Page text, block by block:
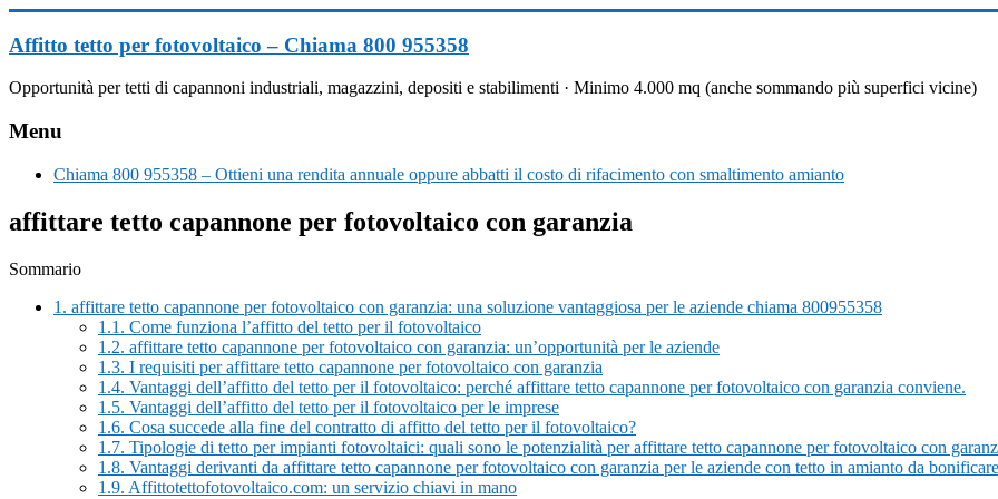
al
contenuto
Affitto tetto per fotovoltaico – Chiama 800 955358
Opportunità per tetti di capannoni industriali, magazzini, depositi e stabilimenti · Minimo 4.000 mq (anche sommando più superfici vicine)
Menu
Chiama 800 955358 – Ottieni una rendita annuale oppure abbatti il costo di rifacimento con smaltimento amianto
affittare tetto capannone per fotovoltaico con garanzia
Sommario
1. affittare tetto capannone per fotovoltaico con garanzia: una soluzione vantaggiosa per le aziende chiama 800955358
1.1. Come funziona l’affitto del tetto per il fotovoltaico
1.2. affittare tetto capannone per fotovoltaico con garanzia: un’opportunità per le aziende
1.3. I requisiti per affittare tetto capannone per fotovoltaico con garanzia
1.4. Vantaggi dell’affitto del tetto per il fotovoltaico: perché affittare tetto capannone per fotovoltaico con garanzia conviene.
1.5. Vantaggi dell’affitto del tetto per il fotovoltaico per le imprese
1.6. Cosa succede alla fine del contratto di affitto del tetto per il fotovoltaico?
1.7. Tipologie di tetto per impianti fotovoltaici: quali sono le potenzialità per affittare tetto capannone per fotovoltaico con
1.8. Vantaggi derivanti da affittare tetto capannone per fotovoltaico con garanzia per le aziende con tetto in amianto da
1.9. Affittotettofotovoltaico.com: un servizio chiavi in mano